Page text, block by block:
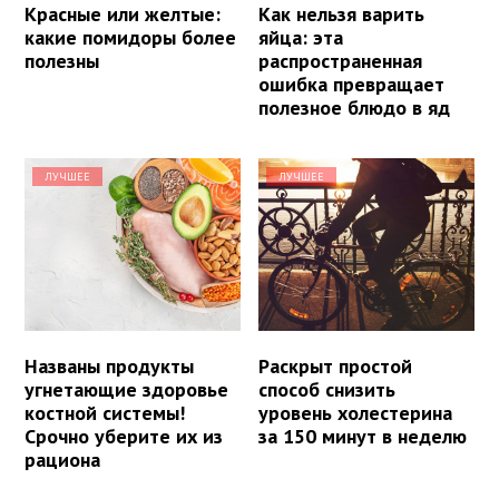
Красные или желтые:
какие помидоры более
полезны
Как нельзя варить
яйца: эта
распространенная
ошибка превращает
полезное блюдо в яд
ЛУЧШЕЕ
Названы продукты
угнетающие здоровье
костной системы!
Срочно уберите их из
рациона
ЛУЧШЕЕ
Раскрыт простой
способ снизить
уровень холестерина
за 150 минут в неделю